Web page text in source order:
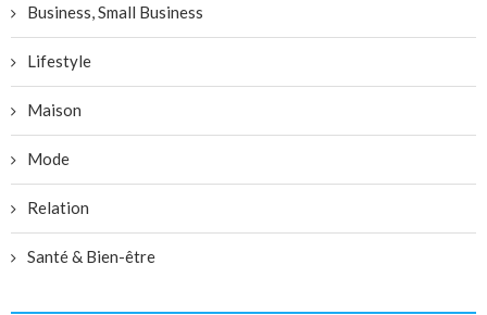
Business, Small Business
Lifestyle
Maison
Mode
Relation
Santé & Bien-être